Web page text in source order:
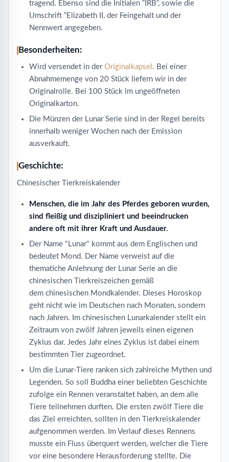
tragend. Ebenso sind die Initialen “IRB”, sowie die
Umschrift “Elizabeth II, der Feingehalt und der
Nennwert angegeben.
Besonderheiten:
Wird versendet in der Originalkapsel . Bei einer
Abnahmemenge von 20 Stück liefern wir in der
Originalrolle. Bei 100 Stück im ungeöffneten
Originalkarton.
Die Münzen der Lunar Serie sind in der Regel bereits
innerhalb weniger Wochen nach der Emission
ausverkauft.
Geschichte:
Chinesischer Tierkreiskalender
Menschen, die im Jahr des Pferdes geboren wurden,
sind fleißig und diszipliniert und beeindrucken
andere oft mit ihrer Kraft und Ausdauer.
Der Name "Lunar" kommt aus dem Englischen und
bedeutet Mond. Der Name verweist auf die
thematiche Anlehnung der Lunar Serie an die
chinesischen Tierkreiszeichen gemäß
dem chinesischen Mondkalender. Dieses Horoskop
geht nicht wie im Deutschen nach Monaten, sondern
nach Jahren. Im chinesischen Lunarkalender stellt ein
Zeitraum von zwölf Jahren jeweils einen eigenen
Zyklus dar. Jedes Jahr eines Zyklus ist dabei einem
bestimmten Tier zugeordnet.
Um die Lunar-Tiere ranken sich zahlreiche Mythen und
Legenden. So soll Buddha einer beliebten Geschichte
zufolge ein Rennen veranstaltet haben, an dem alle
Tiere teilnehmen durften. Die ersten zwölf Tiere die
das Ziel erreichten, sollten in den Tierkreiskalender
aufgenommen werden. Im Verlauf dieses Rennens
musste ein Fluss überquert werden, welcher die Tiere
vor eine besondere Herausforderung stellte. Die